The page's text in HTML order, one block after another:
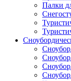
Палки